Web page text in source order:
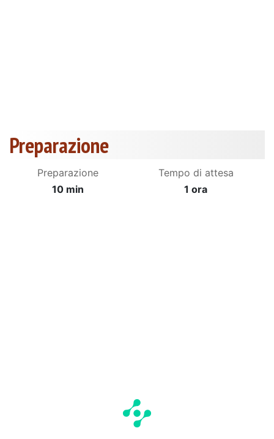
Preparazione
Preparazione
10 min
Tempo di attesa
1 ora